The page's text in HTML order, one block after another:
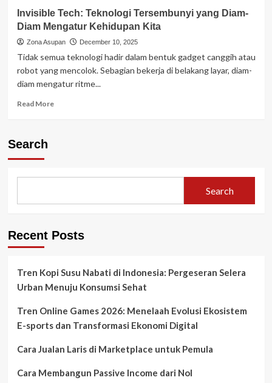
Invisible Tech: Teknologi Tersembunyi yang Diam-
Diam Mengatur Kehidupan Kita
Zona Asupan December 10, 2025
Tidak semua teknologi hadir dalam bentuk gadget canggih atau
robot yang mencolok. Sebagian bekerja di belakang layar, diam-
diam mengatur ritme...
Read MoreRead
Diam
Kehidupan
Kita
Search
Search
Recent Posts
Tren Kopi Susu Nabati di Indonesia: Pergeseran Selera
Urban Menuju Konsumsi Sehat
Tren Online Games 2026: Menelaah Evolusi Ekosistem
E-sports dan Transformasi Ekonomi Digital
Cara Jualan Laris di Marketplace untuk Pemula
Cara Membangun Passive Income dari Nol